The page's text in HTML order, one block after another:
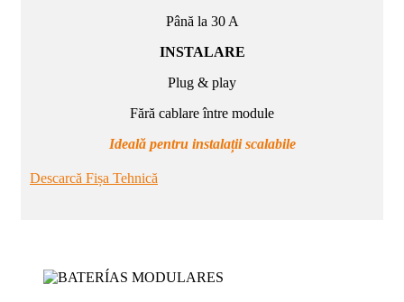
Până la 30 A
INSTALARE
Plug & play
Fără cablare între module
Ideală pentru instalații scalabile
Descarcă Fișa Tehnică